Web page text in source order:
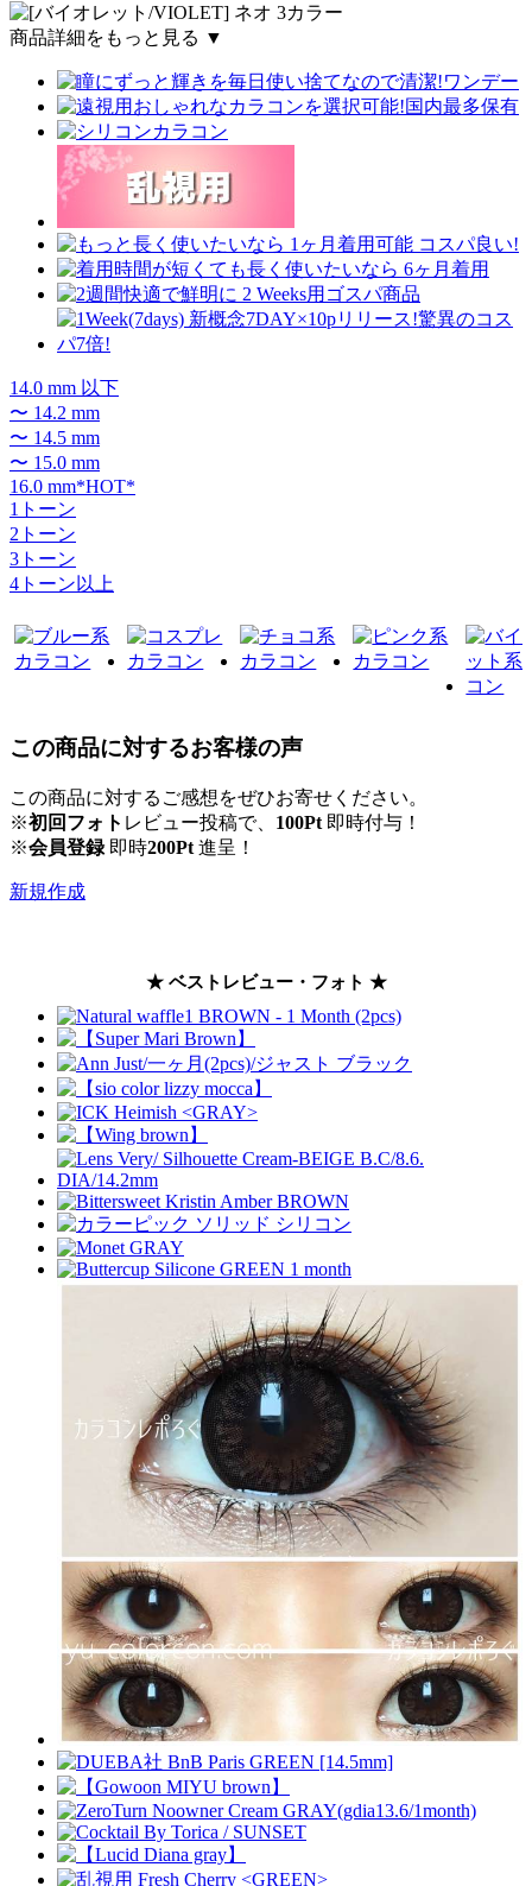
商品詳細をもっと見る ▼
14.0 mm 以下
〜 14.2 mm
〜 14.5 mm
〜 15.0 mm
16.0 mm*HOT*
1トーン
2トーン
3トーン
4トーン以上
この商品に対するお客様の声
この商品に対するご感想をぜひお寄せください。
※初回フォト レビュー投稿で、 100Pt 即時付与！
※会員登録即時200Pt 進呈！
新規作成
★ ベストレビュー・フォト ★